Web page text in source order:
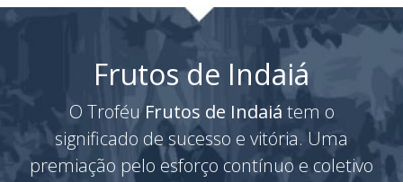
Frutos de Indaiá
O TroféuFrutos de Indaiá tem o
significado de sucesso e vitória. Uma
premiação pelo esforço contínuo e coletivo